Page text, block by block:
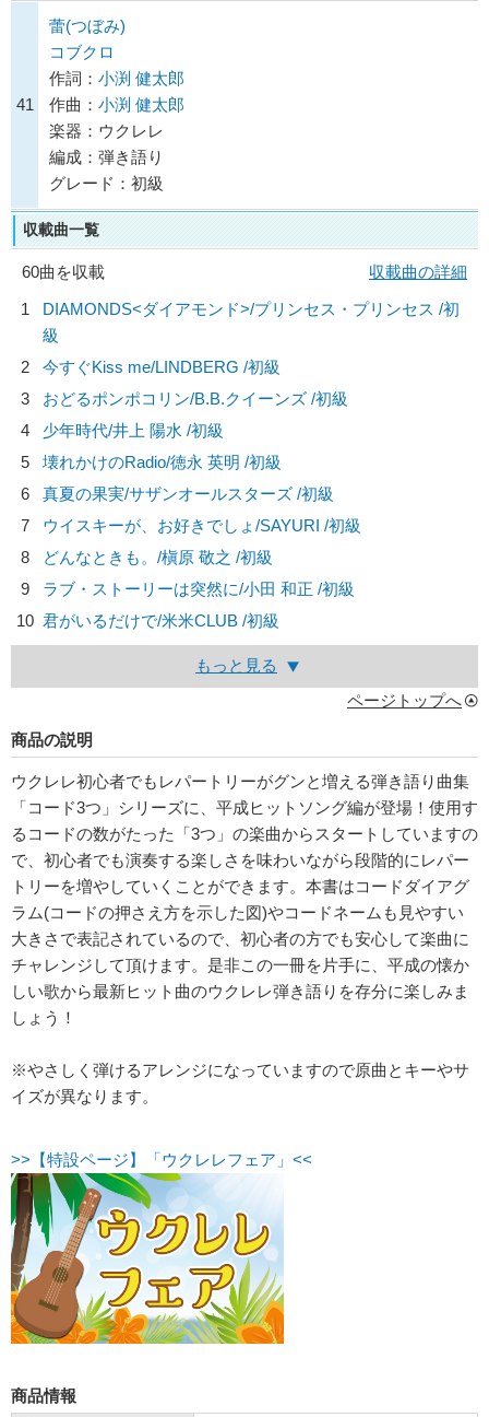
41
蕾(つぼみ)
コブクロ
作詞： 小渕 健太郎
作曲： 小渕 健太郎
楽器：ウクレレ
編成：弾き語り
グレード：初級
収載曲一覧
60曲を収載
収載曲の詳細
1
DIAMONDS<ダイアモンド>/プリンセス・プリンセス /初
級
2
今すぐKiss me/LINDBERG /初級
3
おどるポンポコリン/B.B.クイーンズ /初級
4
少年時代/井上 陽水 /初級
5
壊れかけのRadio/徳永 英明 /初級
6
真夏の果実/サザンオールスターズ /初級
7
ウイスキーが、お好きでしょ/SAYURI /初級
8
どんなときも。/槇原 敬之 /初級
9
ラブ・ストーリーは突然に/小田 和正 /初級
10 君がいるだけで/米米CLUB /初級
もっと見る
ページトップへ
商品の説明
ウクレレ初心者でもレパートリーがグンと増える弾き語り曲集
「コード3つ」シリーズに、平成ヒットソング編が登場！使用す
るコードの数がたった「3つ」の楽曲からスタートしていますの
で、初心者でも演奏する楽しさを味わいながら段階的にレパー
トリーを増やしていくことができます。本書はコードダイアグ
ラム(コードの押さえ方を示した図)やコードネームも見やすい
大きさで表記されているので、初心者の方でも安心して楽曲に
チャレンジして頂けます。是非この一冊を片手に、平成の懐か
しい歌から最新ヒット曲のウクレレ弾き語りを存分に楽しみま
しょう！
※やさしく弾けるアレンジになっていますので原曲とキーやサ
イズが異なります。
>>【特設ページ】「ウクレレフェア」<<
商品情報